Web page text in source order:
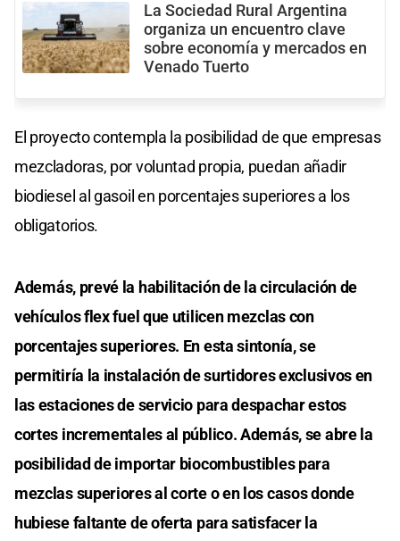
La Sociedad Rural Argentina
organiza un encuentro clave
sobre economía y mercados en
Venado Tuerto
El proyecto contempla la posibilidad de que empresas
mezcladoras, por voluntad propia, puedan añadir
biodiesel al gasoil en porcentajes superiores a los
obligatorios.
Además, prevé la habilitación de la circulación de
vehículos flex fuel que utilicen mezclas con
porcentajes superiores. En esta sintonía, se
permitiría la instalación de surtidores exclusivos en
las estaciones de servicio para despachar estos
cortes incrementales al público. Además, se abre la
posibilidad de importar biocombustibles para
mezclas superiores al corte o en los casos donde
hubiese faltante de oferta para satisfacer la